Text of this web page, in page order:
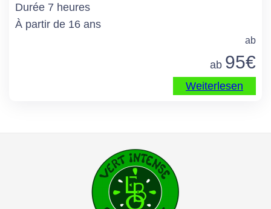
Durée 7 heures
À partir de 16 ans
ab
ab 95€
Weiterlesen